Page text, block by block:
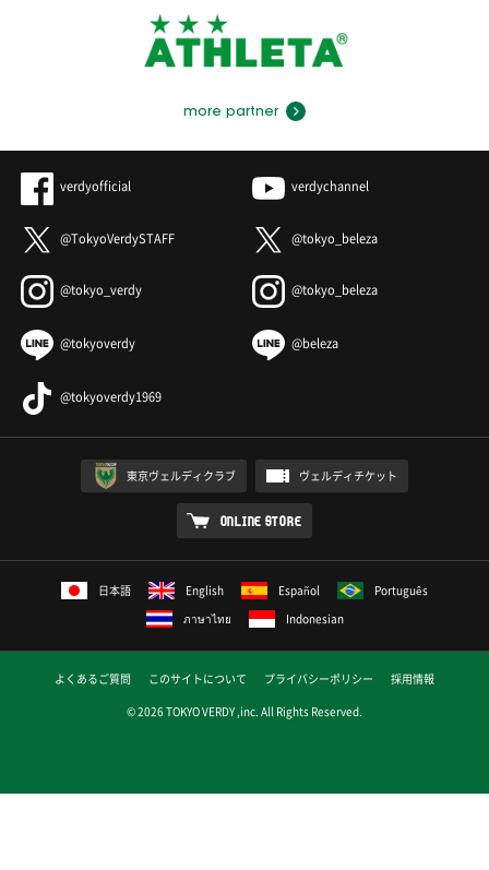
more partner
verdyofficial verdychannel
@TokyoVerdySTAFF @tokyo_beleza
@tokyo_verdy @tokyo_beleza
@tokyoverdy @beleza
@tokyoverdy1969
東京ヴェルディクラブ ヴェルディチケット
ONLINE STORE
日本語 English Español
Português
ภาษาไทย
Indonesian
よくあるご質問 このサイトについて プライバシーポリシー
採用情報
© 2026 TOKYO VERDY ,inc. All Rights Reserved.